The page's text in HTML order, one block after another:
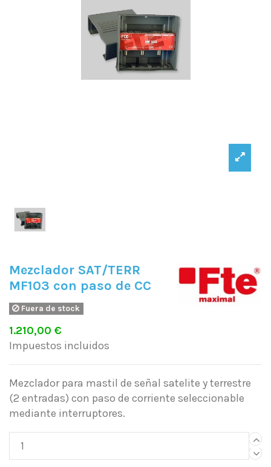
Mezclador SAT/TERR
MF103 con paso de CC
Fuera de stock
1.210,00 €
Impuestos incluidos
Mezclador para mastil de señal satelite y terrestre
(2 entradas) con paso de corriente seleccionable
mediante interruptores.